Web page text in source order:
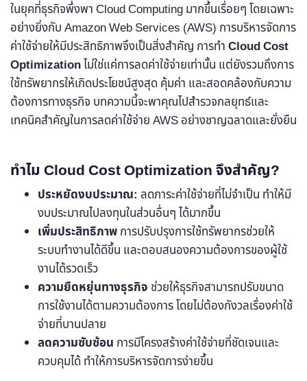
ในยุคที่ธุรกิจพึ่งพา Cloud Computing มากขึ้นเรื่อยๆ โดยเฉพาะ
อย่างยิ่งกับ Amazon Web Services (AWS) การบริหารจัดการ
ค่าใช้จ่ายให้มีประสิทธิภาพจึงเป็นสิ่งสำคัญ การทำCloud Cost
Optimizationไม่ใช่แค่การลดค่าใช้จ่ายเท่านั้น แต่ยังรวมถึงการ
ใช้ทรัพยากรให้เกิดประโยชน์สูงสุด คุ้มค่า และสอดคล้องกับความ
ต้องการทางธุรกิจ บทความนี้จะพาคุณไปสำรวจกลยุทธ์และ
เทคนิคสำคัญในการลดค่าใช้จ่าย AWS อย่างชาญฉลาดและยั่งยืน
ทำไม Cloud Cost Optimization จึงสำคัญ?
ประหยัดงบประมาณ: ลดภาระค่าใช้จ่ายที่ไม่จำเป็น ทำให้มี
งบประมาณไปลงทุนในส่วนอื่นๆ ได้มากขึ้น
เพิ่มประสิทธิภาพการปรับปรุงการใช้ทรัพยากรช่วยให้
ระบบทำงานได้ดีขึ้น และตอบสนองความต้องการของผู้ใช้
งานได้รวดเร็ว
ความยืดหยุ่นทางธุรกิจ ช่วยให้ธุรกิจสามารถปรับขนาด
การใช้งานได้ตามความต้องการ โดยไม่ต้องกังวลเรื่องค่าใช้
จ่ายที่บานปลาย
ลดความซับซ้อน การมีโครงสร้างค่าใช้จ่ายที่ชัดเจนและ
ควบคุมได้ ทำให้การบริหารจัดการง่ายขึ้น